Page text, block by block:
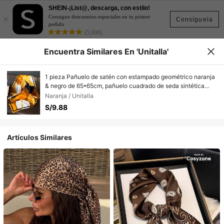
Consíguela
×
SHEIN-¡List@, descarga, con estilo!
Consigue descuentos especiales en tu primer
pedido
(5,000)
Encuentra Similares En 'Unitalla'
1 pieza Pañuelo de satén con estampado geométrico naranja
& negro de 65*65cm, pañuelo cuadrado de seda sintética
fina, pañuelo/chal/pañuelo de cintura multiusos, versátil para
todas las estaciones, uso diario/fiesta/viaje
Naranja / Unitalla
S/9.88
Artículos Similares